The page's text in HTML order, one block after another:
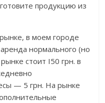
продукцию из
в моем городе
нормального (но
стоит I50 грн. в
— 5 грн. На рынке